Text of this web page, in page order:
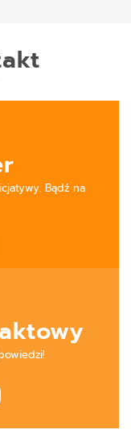
Bądź na